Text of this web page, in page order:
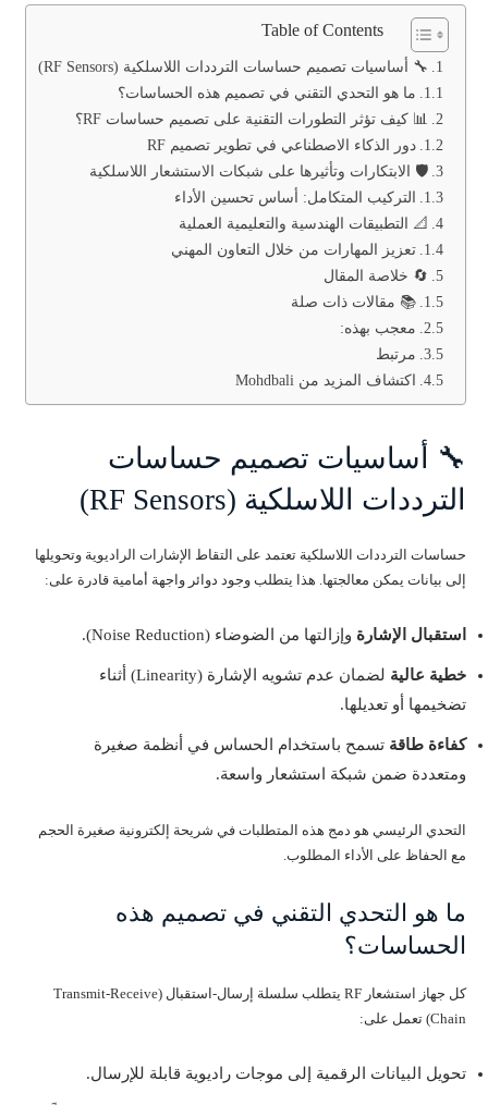
Table of Contents
🔧 أساسيات تصميم حساسات الترددات اللاسلكية (RF Sensors)
ما هو التحدي التقني في تصميم هذه الحساسات؟
📊 كيف تؤثر التطورات التقنية على تصميم حساسات RF؟
دور الذكاء الاصطناعي في تطوير تصميم RF
🛡️ الابتكارات وتأثيرها على شبكات الاستشعار اللاسلكية
التركيب المتكامل: أساس تحسين الأداء
📐 التطبيقات الهندسية والتعليمية العملية
تعزيز المهارات من خلال التعاون المهني
🔄 خلاصة المقال
📚 مقالات ذات صلة
معجب بهذه:
مرتبط
اكتشاف المزيد من Mohdbali
🔧 أساسيات تصميم حساسات
الترددات اللاسلكية (RF Sensors)
حساسات الترددات اللاسلكية تعتمد على التقاط الإشارات الراديوية وتحويلها
إلى بيانات يمكن معالجتها. هذا يتطلب وجود دوائر واجهة أمامية قادرة على:
استقبال الإشارة وإزالتها من الضوضاء (Noise Reduction).
خطية عالية
لضمان عدم تشويه الإشارة (Linearity) أثناء
تضخيمها أو تعديلها.
كفاءة طاقة تسمح باستخدام الحساس في أنظمة صغيرة
ومتعددة ضمن شبكة استشعار واسعة.
التحدي الرئيسي هو دمج هذه المتطلبات في شريحة إلكترونية صغيرة الحجم
مع الحفاظ على الأداء المطلوب.
ما هو التحدي التقني في تصميم هذه
الحساسات؟
كل جهاز استشعار RF يتطلب سلسلة إرسال-استقبال (Transmit-Receive
Chain) تعمل على:
تحويل البيانات الرقمية إلى موجات راديوية قابلة للإرسال.